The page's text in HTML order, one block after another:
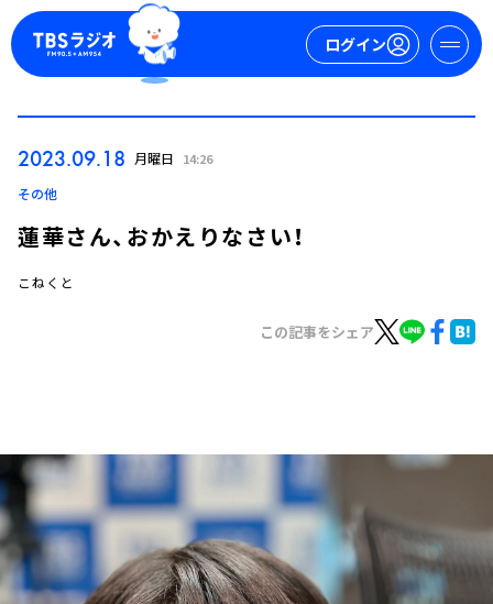
ログイン
トピックス
TBS Podcast
お知らせ
イベント・グッズ
YouTube
会社情報
2023.09.18 月曜日 14:26
その他
蓮華さん、おかえりなさい！
こねくと
この記事をシェア